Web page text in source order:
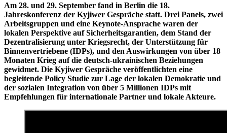
Am 28. und 29. September fand in Berlin die 18.
Jahreskonferenz der Kyjiwer Gespräche statt. Drei Panels, zwei
Arbeitsgruppen und eine Keynote-Ansprache waren der
lokalen Perspektive auf Sicherheitsgarantien, dem Stand der
Dezentralisierung unter Kriegsrecht, der Unterstützung für
Binnenvertriebene (IDPs), und den Auswirkungen von über 18
Monaten Krieg auf die deutsch-ukrainischen Beziehungen
gewidmet. Die Kyjiwer Gespräche veröffentlichten eine
begleitende Policy Studie zur Lage der lokalen Demokratie und
der sozialen Integration von über 5 Millionen IDPs mit
Empfehlungen für internationale Partner und lokale Akteure.